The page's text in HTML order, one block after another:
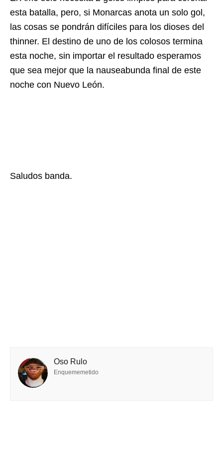
esta batalla, pero, si Monarcas anota un solo gol,
las cosas se pondrán difíciles para los dioses del
thinner. El destino de uno de los colosos termina
esta noche, sin importar el resultado esperamos
que sea mejor que la nauseabunda final de este
noche con Nuevo León.
Saludos banda.
Oso Rulo
Enquememetido